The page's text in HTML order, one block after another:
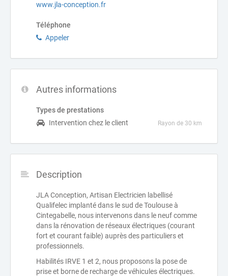
www.jla-conception.fr
Téléphone
Appeler
Autres informations
Types de prestations
Intervention chez le client
Rayon de 30 km
Description
JLA Conception, Artisan Electricien labellisé
Qualifelec implanté dans le sud de Toulouse à
Cintegabelle, nous intervenons dans le neuf comme
dans la rénovation de réseaux électriques (courant
fort et courant faible) auprès des particuliers et
professionnels.
Habilités IRVE 1 et 2, nous proposons la pose de
prise et borne de recharge de véhicules électriques.